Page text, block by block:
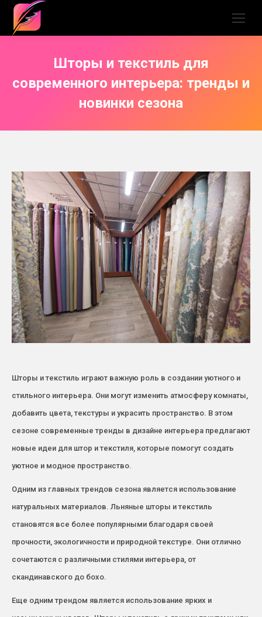
Шторы и текстиль для
современного интерьера: тренды и
новинки сезона
Шторы и текстиль играют важную роль в создании уютного и
стильного интерьера. Они могут изменить атмосферу комнаты,
добавить цвета, текстуры и украсить пространство. В этом
сезоне современные тренды в дизайне интерьера предлагают
новые идеи для штор и текстиля, которые помогут создать
уютное и модное пространство.
Одним из главных трендов сезона является использование
натуральных материалов. Льняные шторы и текстиль
становятся все более популярными благодаря своей
прочности, экологичности и природной текстуре. Они отлично
сочетаются с различными стилями интерьера, от
скандинавского до бохо.
Еще одним трендом является использование ярких и